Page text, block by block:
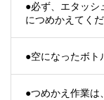
●必ず、エタッシ
につめかえてく
●空になったボト
●つめかえ作業は